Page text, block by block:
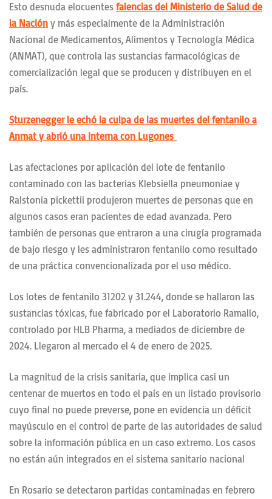
Esto desnuda elocuentes falencias del Ministerio de Salud de
la Nación y más especialmente de la Administración
Nacional de Medicamentos, Alimentos y Tecnología Médica
(ANMAT), que controla las sustancias farmacológicas de
comercialización legal que se producen y distribuyen en el
país.
Sturzenegger le echó la culpa de las muertes del fentanilo a
Anmat y abrió una interna con Lugones
Las afectaciones por aplicación del lote de fentanilo
contaminado con las bacterias Klebsiella pneumoniae y
Ralstonia pickettii produjeron muertes de personas que en
algunos casos eran pacientes de edad avanzada. Pero
también de personas que entraron a una cirugía programada
de bajo riesgo y les administraron fentanilo como resultado
de una práctica convencionalizada por el uso médico.
Los lotes de fentanilo 31202 y 31.244, donde se hallaron las
sustancias tóxicas, fue fabricado por el Laboratorio Ramallo,
controlado por HLB Pharma, a mediados de diciembre de
2024. Llegaron al mercado el 4 de enero de 2025.
La magnitud de la crisis sanitaria, que implica casi un
centenar de muertos en todo el país en un listado provisorio
cuyo final no puede preverse, pone en evidencia un déficit
mayúsculo en el control de parte de las autoridades de salud
sobre la información pública en un caso extremo. Los casos
no están aún integrados en el sistema sanitario nacional
En Rosario se detectaron partidas contaminadas en febrero